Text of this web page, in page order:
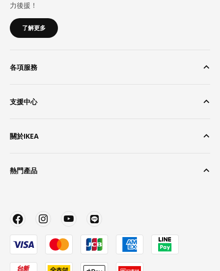
力後援！
了解更多
各項服務
支援中心
關於IKEA
熱門產品